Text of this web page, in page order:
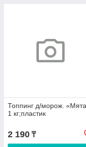
Топпинг д/морож.
1 кг;пластик
2 190 ₸